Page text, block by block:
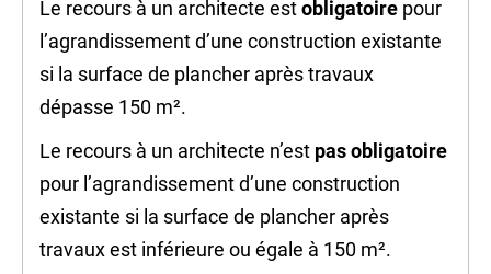
Le recours à un architecte estobligatoire pour
l’agrandissement d’une construction existante
si la surface de plancher après travaux
dépasse 150 m².
Le recours à un architecte n’est pas obligatoire
pour l’agrandissement d’une construction
existante si la surface de plancher après
travaux est inférieure ou égale à 150 m².